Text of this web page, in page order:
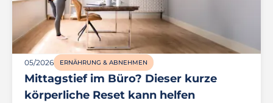
05/2026 ERNÄHRUNG & ABNEHMEN
Mittagstief im Büro? Dieser kurze
körperliche Reset kann helfen